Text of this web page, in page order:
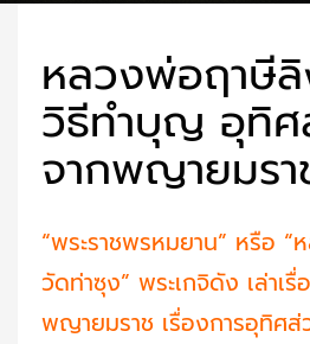
หลวงพ่อฤาษี
วิธีทำบุญ อุทิ
จากพญายมรา
“พระราชพรหมยาน” หรือ
วัดท่าซุง” พระเกจิดัง เล่าเ
พญายมราช เรื่องการอุทิศ